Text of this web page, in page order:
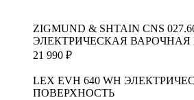
ZIGMUND & SHTAIN CNS
ЭЛЕКТРИЧЕСКАЯ
21 990 ₽
LEX EVH 640 WH
ПОВЕРХНОСТЬ